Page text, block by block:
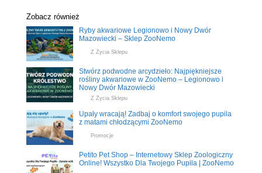
Zobacz również
Z Życia Sklepu
Ryby akwariowe Legionowo i Nowy Dwór
Mazowiecki – Sklep ZooNemo
Z Życia Sklepu
Stwórz podwodne arcydzieło: Najpiękniejsze
rośliny akwariowe w ZooNemo – Legionowo i
Nowy Dwór Mazowiecki
Promocje
Upały wracają! Zadbaj o komfort swojego pupila
z matami chłodzącymi ZooNemo
Petito Pet Shop – Internetowy Sklep Zoologiczny
Online! Wszystko Dla Twojego Pupila | ZooNemo